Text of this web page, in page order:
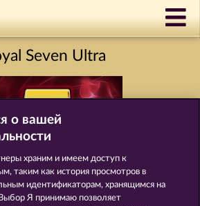
Seven Ultra
о вашей
храним и имеем доступ к
таким как история просмотров в
идентификаторам, хранящимся на
Я принимаю позволяет